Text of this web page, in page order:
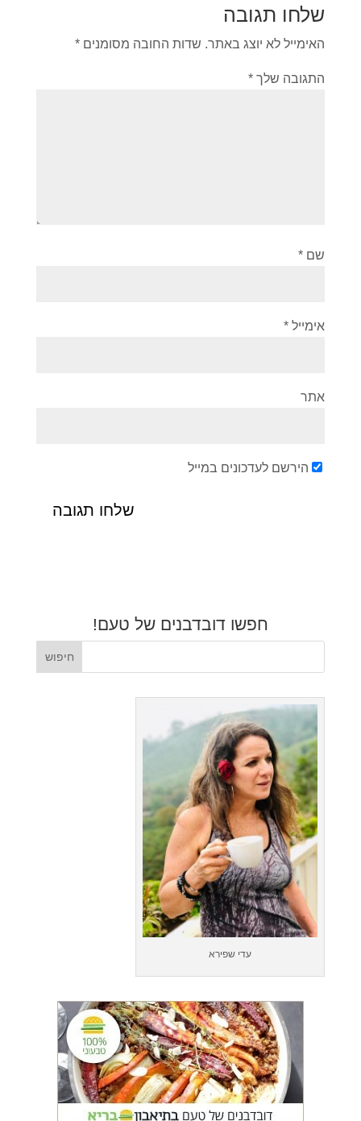
שלחו תגובה
האימייל לא יוצג באתר. שדות החובה מסומנים *
התגובה שלך *
שם *
אימייל *
אתר
הירשם לעדכונים במייל
חפשו דובדבנים של טעם!
עדי שפירא